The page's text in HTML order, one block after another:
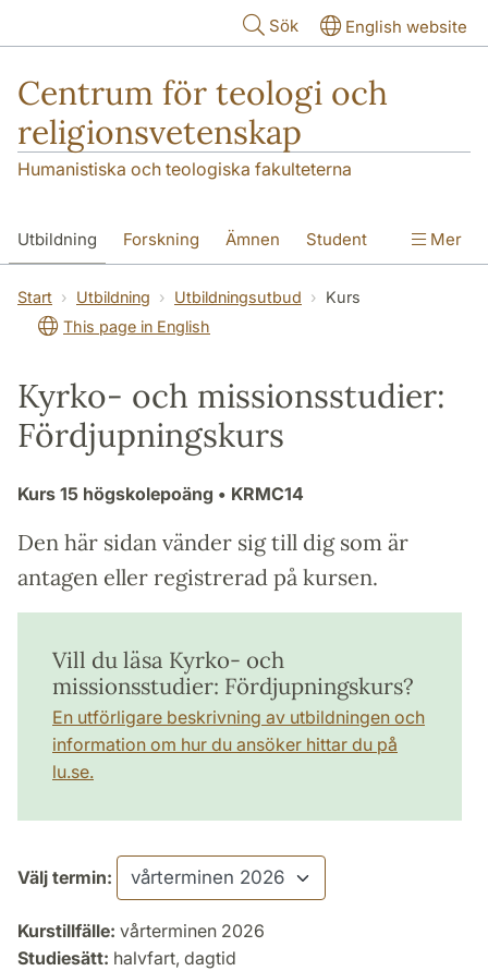
Sök English website
Centrum för teologi och
religionsvetenskap
Humanistiska och teologiska fakulteterna
Utbildning Forskning Ämnen Student
Institutionen
Mer
Start Utbildning Utbildningsutbud
Kurs
This page in English
Kyrko- och missionsstudier:
Fördjupningskurs
Kurs 15 högskolepoäng • KRMC14
Den här sidan vänder sig till dig som är
antagen eller registrerad på kursen.
Vill du läsa Kyrko- och
missionsstudier: Fördjupningskurs?
En utförligare beskrivning av utbildningen och
information om hur du ansöker hittar du på
lu.se.
Välj termin:
Kurstillfälle: vårterminen 2026
Studiesätt: halvfart, dagtid